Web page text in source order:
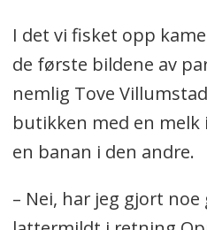
I det vi fisket opp
de første bildene av
nemlig Tove
butikken med en melk
en banan i den andre.
– Nei, har jeg gjort